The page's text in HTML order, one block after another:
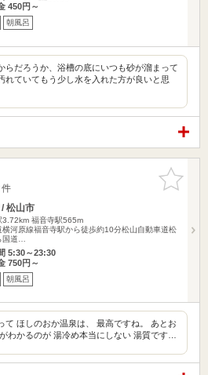
450円～
朝風呂
らだろうか、浴槽の底にいつも砂が溜まって
れていてもう少し水を入れた方が良いと思
お気に入
りに追加
松山市
3.72km 福音寺駅565m
横河原線福音寺駅から徒歩約10分松山自動車道松
国道…
5:30～23:30
750円～
朝風呂
て ほしのおか温泉は、 最高ですね。 あとお
わかるのが 湯冷め本当にしない 湯質です…